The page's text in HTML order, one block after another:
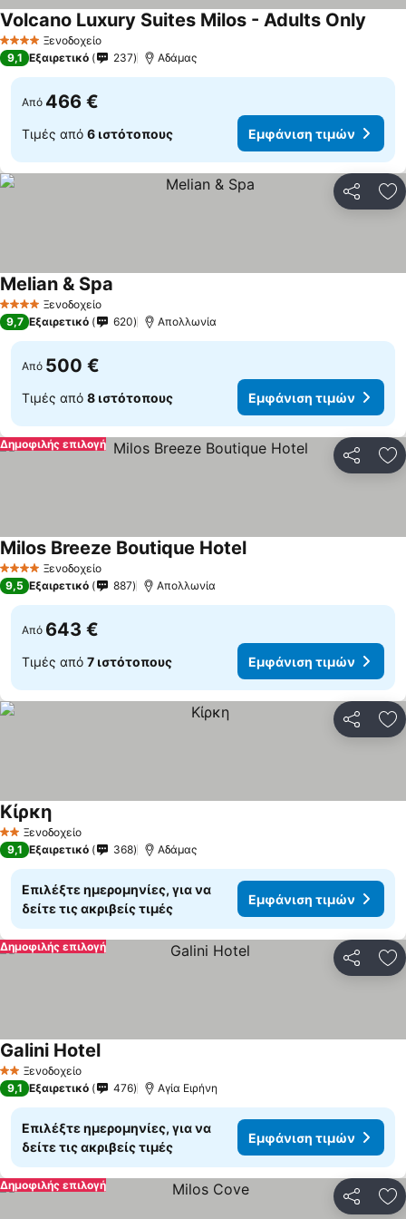
4 ΑστέριαΞενοδοχείο
Volcano Luxury Suites Milos - Adults Only
9,1 Εξαιρετικό 237 Αδάμας
Από 466 €
Τιμές από 6 ιστότοπους Εμφάνιση τιμών
4 ΑστέριαΞενοδοχείο
Melian & Spa
9,7 Εξαιρετικό 620 Απολλωνία
Από 500 €
Τιμές από 8 ιστότοπους Εμφάνιση τιμών
Δημοφιλής επιλογή
4 ΑστέριαΞενοδοχείο
Milos Breeze Boutique Hotel
9,5 Εξαιρετικό 887 Απολλωνία
Από 643 €
Τιμές από 7 ιστότοπους Εμφάνιση τιμών
2 ΑστέριαΞενοδοχείο
Κίρκη
9,1 Εξαιρετικό 368 Αδάμας
Επιλέξτε ημερομηνίες, για να
δείτε τις ακριβείς τιμές
Εμφάνιση τιμών
Δημοφιλής επιλογή
2 ΑστέριαΞενοδοχείο
Galini Hotel
9,1 Εξαιρετικό 476 Αγία Ειρήνη
Επιλέξτε ημερομηνίες, για να
δείτε τις ακριβείς τιμές
Εμφάνιση τιμών
Δημοφιλής επιλογή